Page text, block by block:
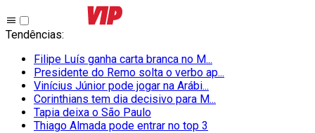
Tendências:
Filipe Luís ganha carta branca no M...
Presidente do Remo solta o verbo ap...
Vinícius Júnior pode jogar na Arábi...
Corinthians tem dia decisivo para M...
Tapia deixa o São Paulo
Thiago Almada pode entrar no top 3